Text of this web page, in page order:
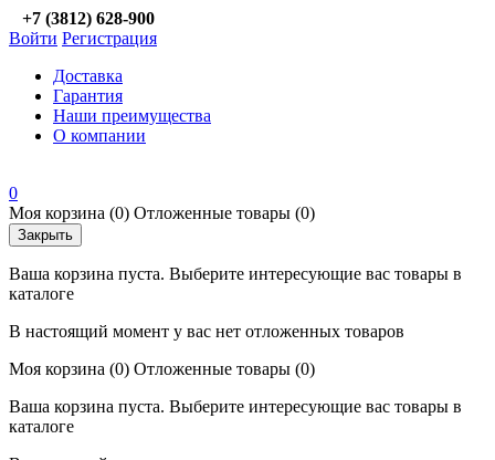
+7 (3812) 628-900
Войти Регистрация
Доставка
Гарантия
Наши преимущества
О компании
0
Моя корзина (0) Отложенные товары (0)
Закрыть
Ваша корзина пуста. Выберите интересующие вас товары в
каталоге
В настоящий момент у вас нет отложенных товаров
Моя корзина (0) Отложенные товары (0)
Ваша корзина пуста. Выберите интересующие вас товары в
каталоге